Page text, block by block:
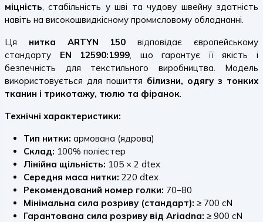
міцність, стабільність у шві та чудову швейну здатність
навіть на високошвидкісному промисловому обладнанні.
Ця нитка ARTYN 150 відповідає європейському
стандарту EN 12590:1999, що гарантує її якість і
безпечність для текстильного виробництва. Модель
використовується для пошиття білизни, одягу з тонких
тканин і трикотажу, тюлю та фіранок.
Технічні характеристики:
Тип нитки: армована (ядрова)
Склад: 100% поліестер
Лінійна щільність: 105 × 2 dtex
Середня маса нитки: 220 dtex
Рекомендований номер голки: 70–80
Мінімальна сила розриву (стандарт): ≥ 700 cN
Гарантована сила розриву від Ariadna: ≥ 900 cN